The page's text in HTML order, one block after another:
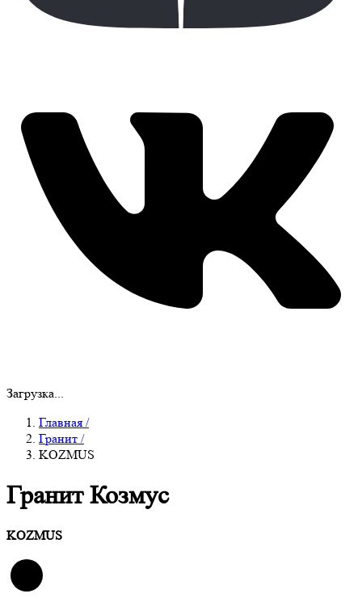
Загрузка...
Главная /
Гранит /
KOZMUS
Гранит Козмус
KOZMUS